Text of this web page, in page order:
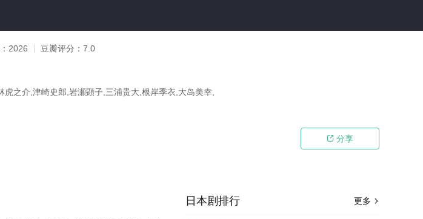
2026 豆瓣评分： 7.0
之介,津崎史郎,岩瀬顕子,三浦贵大,根岸季衣,大岛美幸,
 分享
更多 
日本剧排行